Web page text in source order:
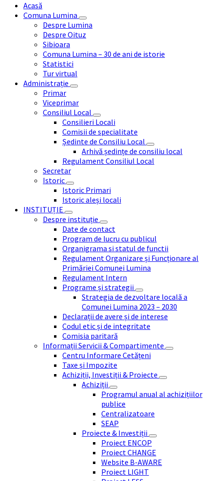
Acasă
Comuna Lumina
Despre Lumina
Despre Oituz
Sibioara
Comuna Lumina – 30 de ani de istorie
Statistici
Tur virtual
Administrație
Primar
Viceprimar
Consiliul Local
Consilieri Locali
Comisii de specialitate
Ședinte de Consiliu Local
Arhivă ședințe de consiliu local
Regulament Consiliul Local
Secretar
Istoric
Istoric Primari
Istoric aleși locali
INSTITUȚIE
Despre instituție
Date de contact
Program de lucru cu publicul
Organigrama si statul de functii
Regulament Organizare și Funcționare al
Primăriei Comunei Lumina
Regulament Intern
Programe și strategii
Strategia de dezvoltare locală a
Comunei Lumina 2023 – 2030
Declarații de avere și de interese
Codul etic și de integritate
Comisia paritară
Informații Servicii & Compartimente
Centru Informare Cetățeni
Taxe și Impozite
Achiziții, Investiții & Proiecte
Achiziții
Programul anual al achizițiilor
publice
Centralizatoare
SEAP
Proiecte & Investiții
Proiect ENCOP
Proiect CHANGE
Website B-AWARE
Proiect LIGHT